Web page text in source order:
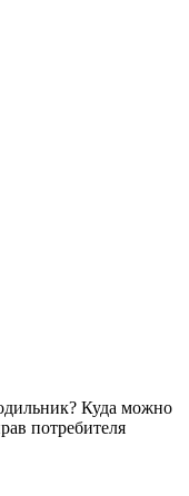
Куда можно
потребителя